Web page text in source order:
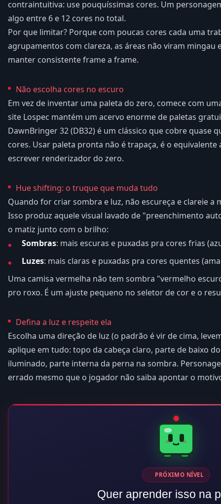
contraintuitiva: use pouquíssimas cores. Um
algo entre 6 e 12 cores no total.
Por que limitar? Porque com poucas cores cada uma
agrupamentos com clareza, as áreas não viram mingau
manter consistente frame a frame.
Não escolha cores no escuro
Em vez de inventar uma paleta do zero, comece com
site Lospec mantém um acervo enorme de paletas
DawnBringer 32 (DB32) é um clássico que cobre quase
cores. Usar paleta pronta não é trapaça, é o equivalente
escrever renderizador do zero.
Hue shifting: o truque que muda tudo
Quando for criar sombra e luz, não escureça e clareie a
Isso produz aquele visual lavado de "preenchimento
o matiz junto com o brilho:
Sombras: mais escuras e puxadas pra cores frias
Luzes: mais claras e puxadas pra cores quentes
Uma camisa vermelha não tem sombra "vermelho
pro roxo. É um ajuste pequeno no seletor de cor e o
Defina a luz e respeite ela
Escolha uma direção de luz (o padrão é vir de cima,
aplique em tudo: topo da cabeça claro, parte de baixo
iluminado, parte interna da perna na sombra.
errado mesmo que o jogador não saiba apontar o
PRÓXIMO NÍVEL
Quer aprender isso na